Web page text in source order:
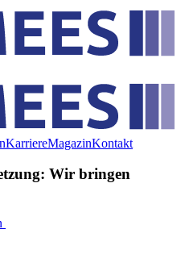
KarriereMagazinKontakt
Wir bringen